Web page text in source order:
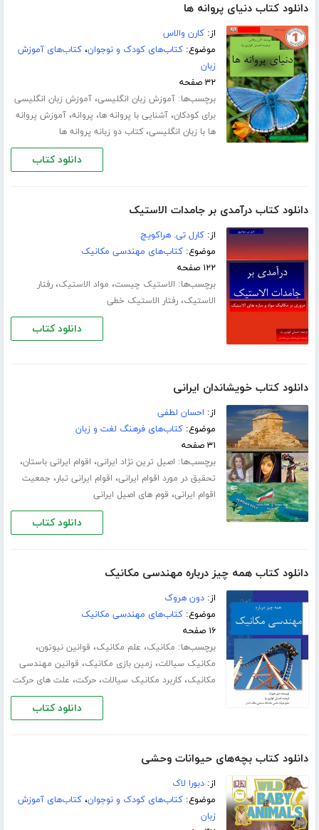
دانلود کتاب دنیای پروانه ها
از:کارن والاس
موضوع:کتاب‌های کودک و نوجوان،کتاب‌های آموزش
زبان
۳۲ صفحه
برچسب‌ها:آموزش زبان انگلیسی،آموزش زبان انگلیسی
برای کودکان،آشنایی با پروانه ها، پروانه،آموزش پروانه
ها با زبان انگلیسی،کتاب دو زبانه پروانه ها
دانلود کتاب
دانلود کتاب درآمدی بر جامدات الاستیک
از:کارل تی. هراکویچ
موضوع:کتاب‌های مهندسی مکانیک
۱۲۲ صفحه
برچسب‌ها: الاستیک چیست، مواد الاستیک،رفتار
الاستیک،رفتار الاستیک خطی
دانلود کتاب
دانلود کتاب خویشاندان ایرانی
از: احسان لطفی
موضوع:کتاب‌های فرهنگ لغت و زبان
۳۱ صفحه
برچسب‌ها: اصیل ترین نژاد ایرانی، اقوام ایرانی باستان،
تحقیق در مورد اقوام ایرانی، اقوام ایرانی تبار، جمعیت
اقوام ایرانی، قوم های اصیل ایرانی
دانلود کتاب
دانلود کتاب همه چیز درباره مهندسی مکانیک
از:دون هروک
موضوع:کتاب‌های مهندسی مکانیک
۱۶ صفحه
برچسب‌ها: مکانیک، علم مکانیک، قوانین نیوتون،
مکانیک سیالات، زمین بازی مکانیک، قوانین مهندسی
مکانیک،کاربرد مکانیک سیالات،حرکت، علت های حرکت
دانلود کتاب
دانلود کتاب بچه‌های حیوانات وحشی
از:دبورا لاک
موضوع:کتاب‌های کودک و نوجوان،کتاب‌های آموزش
زبان